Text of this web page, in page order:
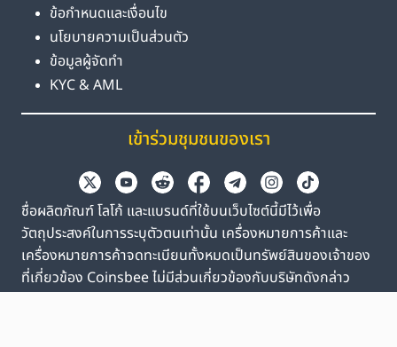
ข้อกำหนดและเงื่อนไข
นโยบายความเป็นส่วนตัว
ข้อมูลผู้จัดทำ
KYC & AML
เข้าร่วมชุมชนของเรา
ชื่อผลิตภัณฑ์ โลโก้ และแบรนด์ที่ใช้บนเว็บไซต์นี้มีไว้เพื่อ
วัตถุประสงค์ในการระบุตัวตนเท่านั้น เครื่องหมายการค้าและ
เครื่องหมายการค้าจดทะเบียนทั้งหมดเป็นทรัพย์สินของเจ้าของ
ที่เกี่ยวข้อง Coinsbee ไม่มีส่วนเกี่ยวข้องกับบริษัทดังกล่าว